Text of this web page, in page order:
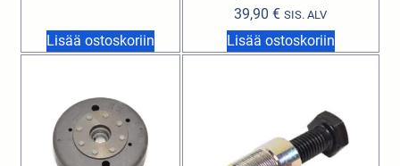
Lisää ostoskoriin
39,90€ SIS. ALV
Lisää ostoskoriin